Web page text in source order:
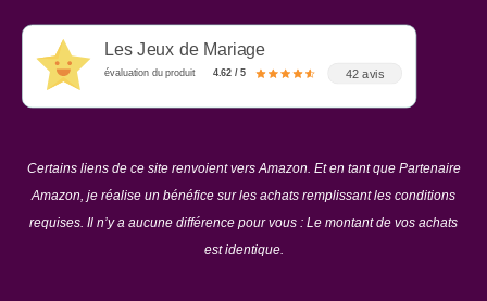
Les Jeux de Mariage
évaluation du produit 4.62 / 5 42 avis
Certains liens de ce site renvoient vers Amazon. Et en tant que Partenaire
Amazon, je réalise un bénéfice sur les achats remplissant les conditions
requises. Il n’y a aucune différence pour vous : Le montant de vos achats
est identique.